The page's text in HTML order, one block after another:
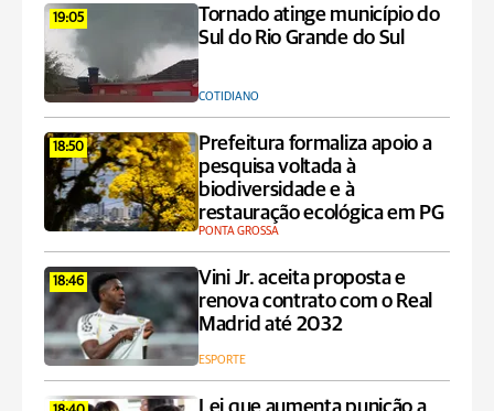
19:05
Tornado atinge município do
Sul do Rio Grande do Sul
COTIDIANO
18:50
Prefeitura formaliza apoio a
pesquisa voltada à
biodiversidade e à
restauração ecológica em PG
PONTA GROSSA
18:46
Vini Jr. aceita proposta e
renova contrato com o Real
Madrid até 2032
ESPORTE